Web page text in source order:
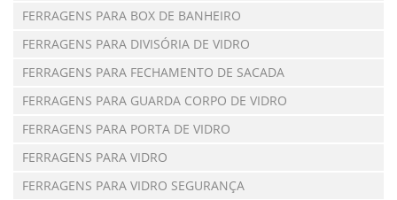
FERRAGENS PARA BOX DE BANHEIRO
FERRAGENS PARA DIVISÓRIA DE VIDRO
FERRAGENS PARA FECHAMENTO DE SACADA
FERRAGENS PARA GUARDA CORPO DE VIDRO
FERRAGENS PARA PORTA DE VIDRO
FERRAGENS PARA VIDRO
FERRAGENS PARA VIDRO SEGURANÇA